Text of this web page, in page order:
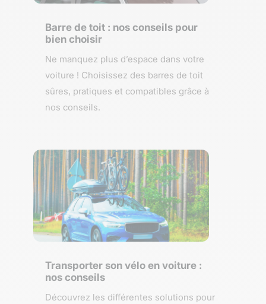
Barre de toit : nos conseils pour
bien choisir
Ne manquez plus d’espace dans votre
voiture ! Choisissez des barres de toit
sûres, pratiques et compatibles grâce à
nos conseils.
Transporter son vélo en voiture :
nos conseils
Découvrez les différentes solutions pour